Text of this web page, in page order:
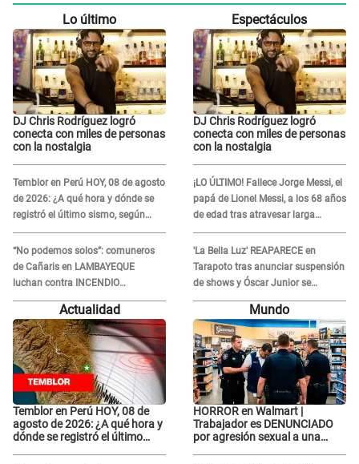
Lo último
DJ Chris Rodríguez logró
conecta con miles de personas
con la nostalgia
Temblor en Perú HOY, 08 de agosto
de 2026: ¿A qué hora y dónde se
registró el último sismo, según
IGP?
“No podemos solos”: comuneros
de Cañaris en LAMBAYEQUE
luchan contra INCENDIO
FORESTAL que sigue avanzando
Espectáculos
DJ Chris Rodríguez logró
conecta con miles de personas
con la nostalgia
¡LO ÚLTIMO! Fallece Jorge Messi, el
papá de Lionel Messi, a los 68 años
de edad tras atravesar larga
enfermedad
'La Bella Luz' REAPARECE en
Tarapoto tras anunciar suspensión
de shows y Óscar Junior se
JUSTIFICA: "Por un error no vamos
a pagar todos"
Actualidad
Temblor en Perú HOY, 08 de
agosto de 2026: ¿A qué hora y
dónde se registró el último
Mundo
HORROR en Walmart |
Trabajador es DENUNCIADO
por agresión sexual a una